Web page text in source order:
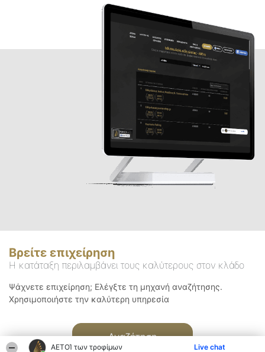
ΑΕΤΟΊ των τροφίμων Live chat
Βρείτε επιχείρηση
Η κατάταξη περιλαμβάνει τους καλύτερους στον κλάδο
Ψάχνετε επιχείρηση; Ελέγξτε τη μηχανή αναζήτησης.
Χρησιμοποιήστε την καλύτερη υπηρεσία
Αναζήτηση